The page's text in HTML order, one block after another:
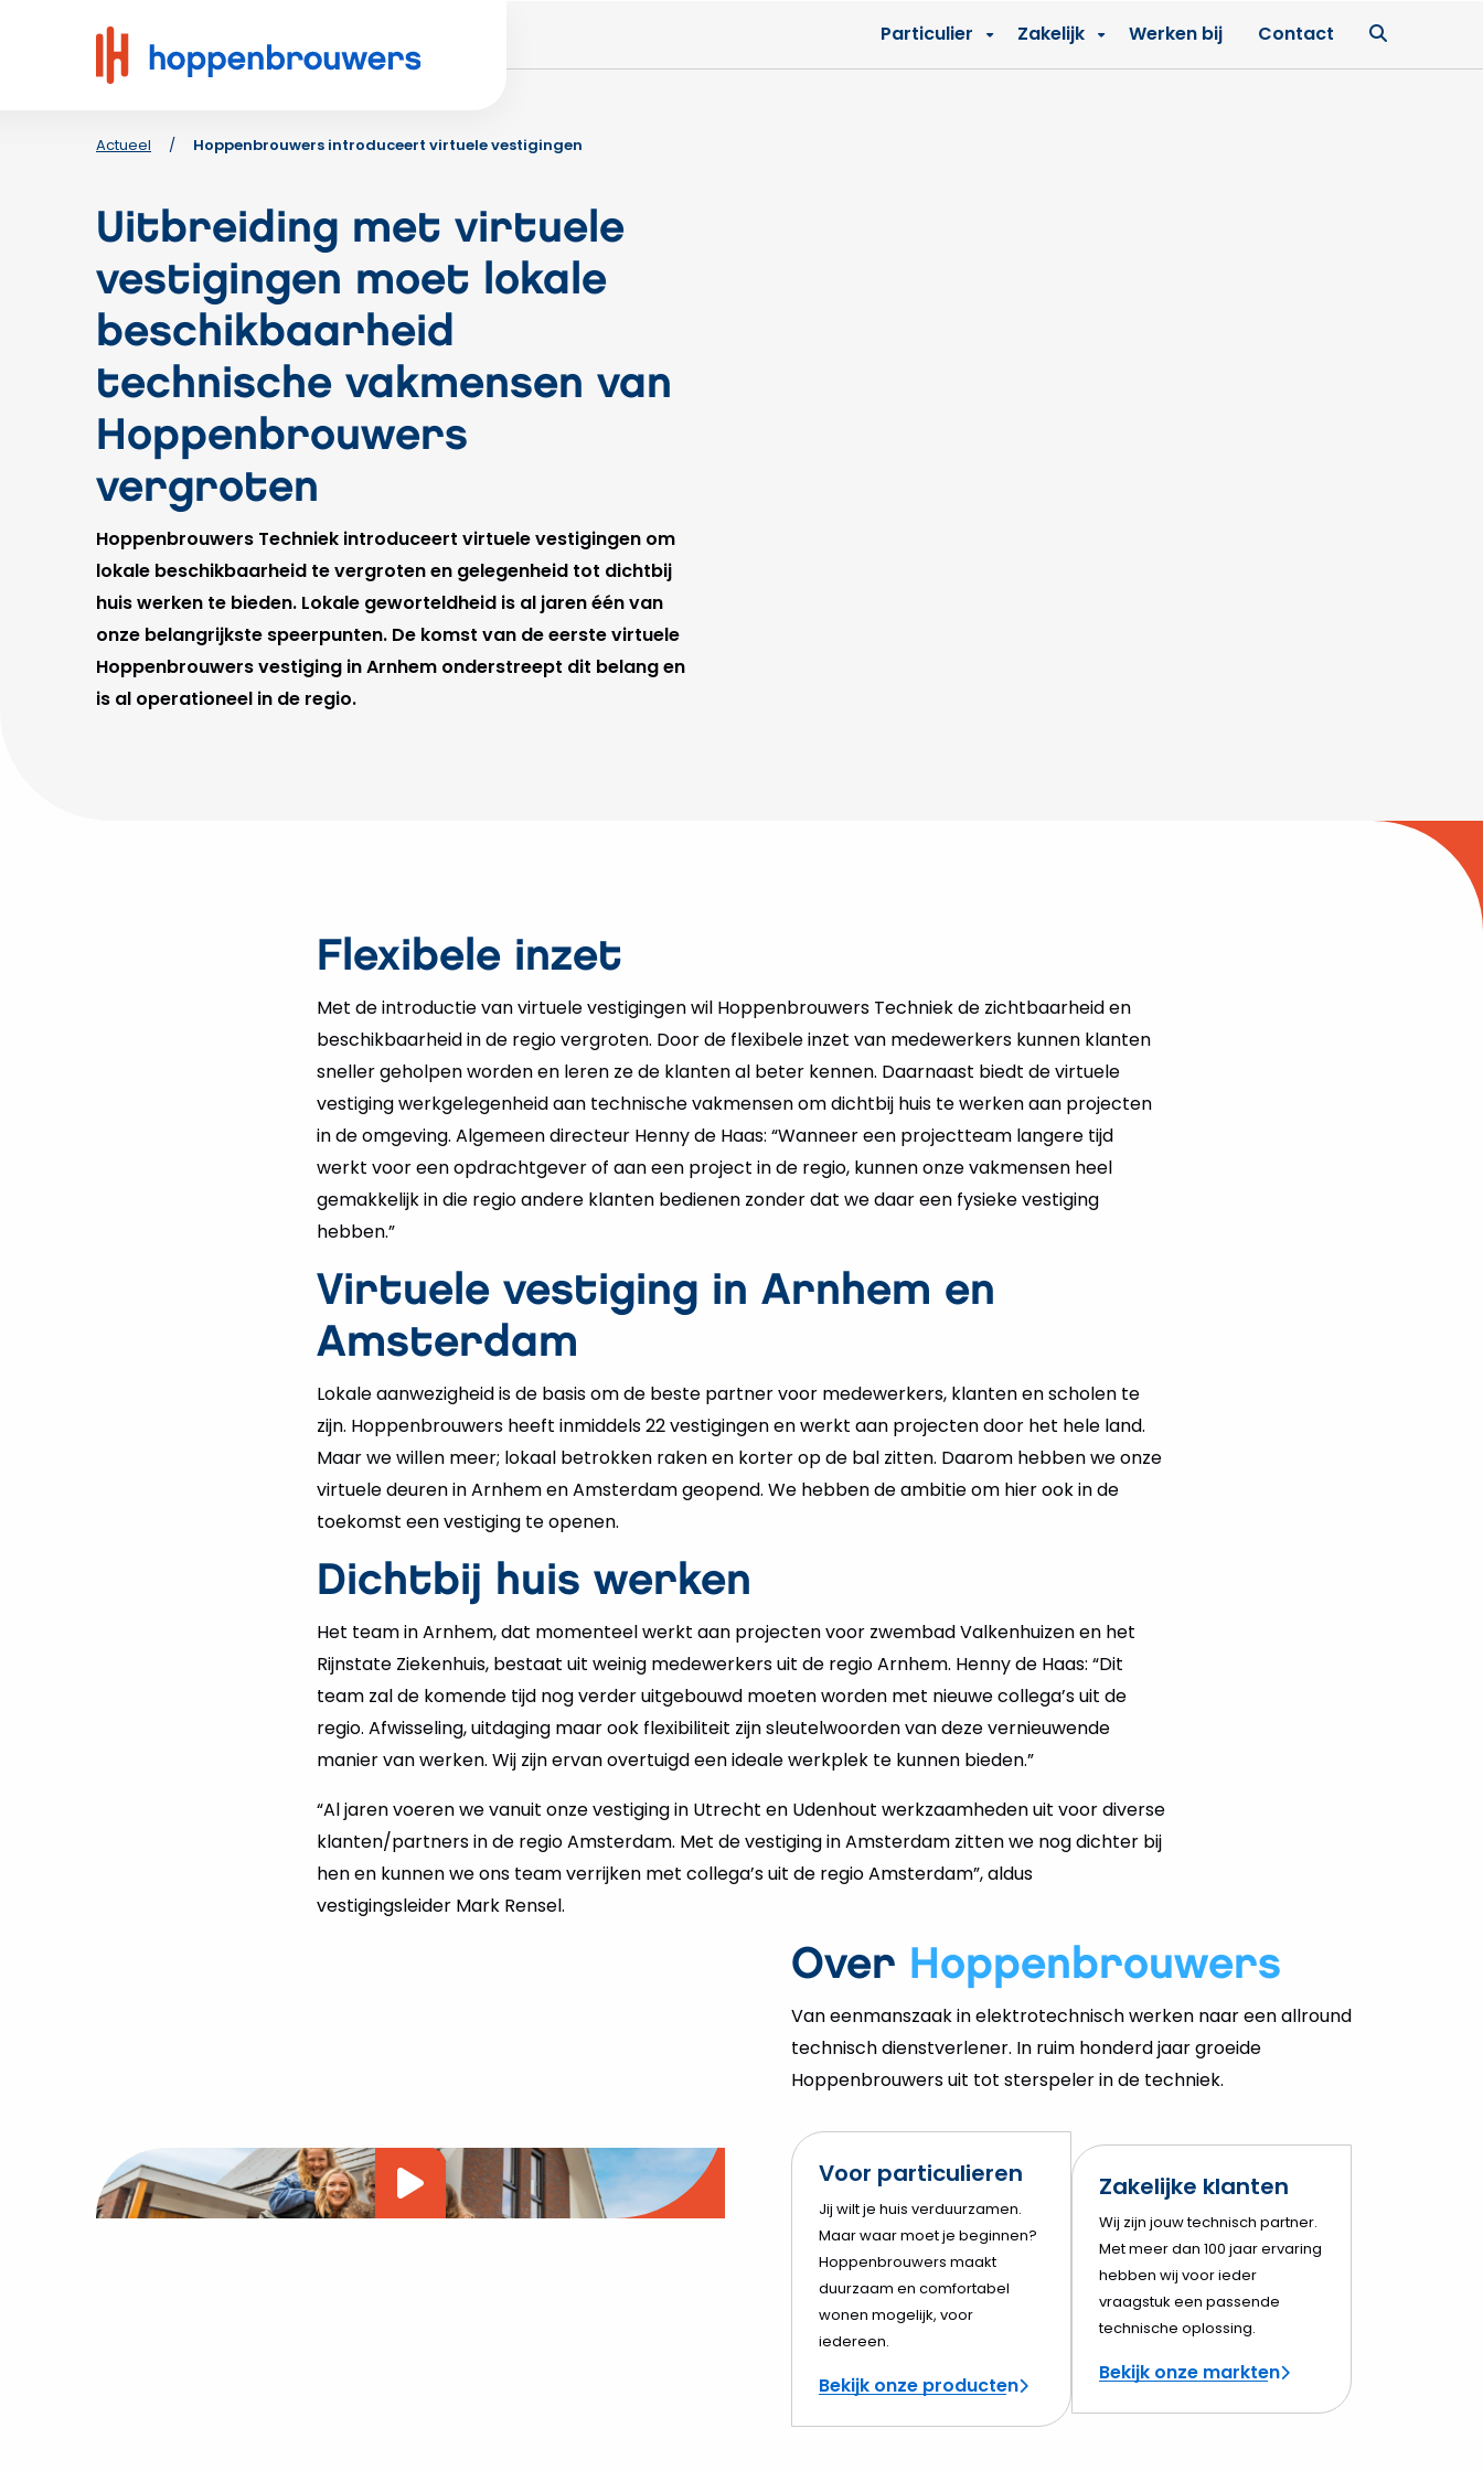
Hoppenbrouwers
Waar
leeft
Particulier Zakelijk Werken bij Contact
Actueel / Hoppenbrouwers introduceert virtuele vestigingen
Uitbreiding met virtuele
vestigingen moet lokale
beschikbaarheid
technische vakmensen van
Hoppenbrouwers
vergroten
Hoppenbrouwers Techniek introduceert virtuele vestigingen om
lokale beschikbaarheid te vergroten en gelegenheid tot dichtbij
huis werken te bieden. Lokale geworteldheid is al jaren één van
onze belangrijkste speerpunten. De komst van de eerste virtuele
Hoppenbrouwers vestiging in Arnhem onderstreept dit belang en
is al operationeel in de regio.
Flexibele inzet
Met de introductie van virtuele vestigingen wil Hoppenbrouwers Techniek de zichtbaarheid en
beschikbaarheid in de regio vergroten. Door de flexibele inzet van medewerkers kunnen klanten
sneller geholpen worden en leren ze de klanten al beter kennen. Daarnaast biedt de virtuele
vestiging werkgelegenheid aan technische vakmensen om dichtbij huis te werken aan projecten
in de omgeving. Algemeen directeur Henny de Haas: “Wanneer een projectteam langere tijd
werkt voor een opdrachtgever of aan een project in de regio, kunnen onze vakmensen heel
gemakkelijk in die regio andere klanten bedienen zonder dat we daar een fysieke vestiging
hebben.”
Virtuele vestiging in Arnhem en
Amsterdam
Lokale aanwezigheid is de basis om de beste partner voor medewerkers, klanten en scholen te
zijn. Hoppenbrouwers heeft inmiddels 22 vestigingen en werkt aan projecten door het hele land.
Maar we willen meer; lokaal betrokken raken en korter op de bal zitten. Daarom hebben we onze
virtuele deuren in Arnhem en Amsterdam geopend. We hebben de ambitie om hier ook in de
toekomst een vestiging te openen.
Dichtbij huis werken
Het team in Arnhem, dat momenteel werkt aan projecten voor zwembad Valkenhuizen en het
Rijnstate Ziekenhuis, bestaat uit weinig medewerkers uit de regio Arnhem. Henny de Haas: “Dit
team zal de komende tijd nog verder uitgebouwd moeten worden met nieuwe collega’s uit de
regio. Afwisseling, uitdaging maar ook flexibiliteit zijn sleutelwoorden van deze vernieuwende
manier van werken. Wij zijn ervan overtuigd een ideale werkplek te kunnen bieden.”
“Al jaren voeren we vanuit onze vestiging in Utrecht en Udenhout werkzaamheden uit voor diverse
klanten/partners in de regio Amsterdam. Met de vestiging in Amsterdam zitten we nog dichter bij
hen en kunnen we ons team verrijken met collega’s uit de regio Amsterdam”, aldus
vestigingsleider Mark Rensel.
Over Hoppenbrouwers
Van eenmanszaak in elektrotechnisch werken naar een allround
technisch dienstverlener. In ruim honderd jaar groeide
Hoppenbrouwers uit tot sterspeler in de techniek.
Voor particulieren
Jij wilt je huis verduurzamen.
Maar waar moet je beginnen?
Hoppenbrouwers maakt
duurzaam en comfortabel
wonen mogelijk, voor
iedereen.
Bekijk onze producten
Zakelijke klanten
Wij zijn jouw technisch partner.
Met meer dan 100 jaar ervaring
hebben wij voor ieder
vraagstuk een passende
technische oplossing.
Bekijk onze markten
Video